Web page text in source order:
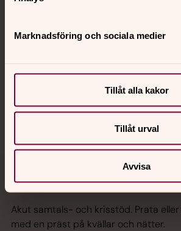
Marknadsföring och sociala medier
Tillåt alla kakor
Tillåt urval
Avvisa
Hitta snabbt
Jourhavande präst
Akut samtals- och krisstöd. Prata
med en präst på kvällar och nätter.